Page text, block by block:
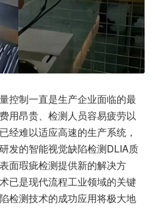
控制一直是生产企业面临的最
用昂贵、检测人员容易疲劳以
经难以适应高速的生产系统，
发的智能视觉缺陷检测DLIA质
面瑕疵检测提供新的解决方
已是现代流程工业领域的关键
检测技术的成功应用将极大地